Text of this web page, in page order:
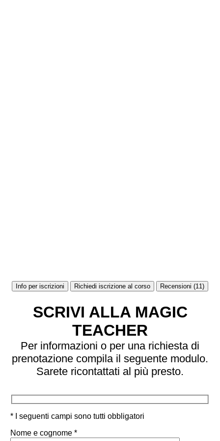
Info per iscrizioni Richiedi iscrizione al corso Recensioni (11)
SCRIVI ALLA MAGIC
TEACHER
Per informazioni o per una richiesta di
prenotazione compila il seguente modulo.
Sarete ricontattati al più presto.
* I seguenti campi sono tutti obbligatori
Nome e cognome *